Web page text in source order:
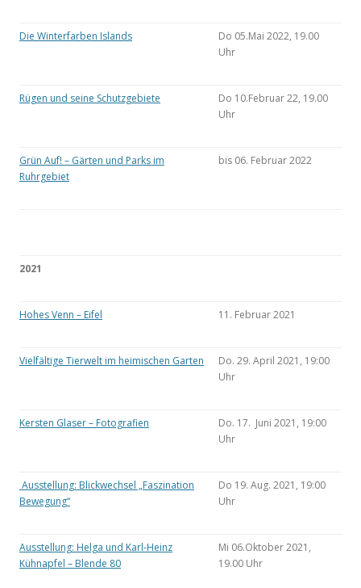
Die Winterfarben Islands
Do 05.Mai 2022, 19.00
Uhr
Rügen und seine Schutzgebiete
Do 10.Februar 22, 19.00
Uhr
Grün Auf! – Gärten und Parks im
Ruhrgebiet
bis 06. Februar 2022
2021
Hohes Venn – Eifel 11. Februar 2021
Vielfältige Tierwelt im heimischen Garten
Do. 29. April 2021, 19:00
Uhr
Kersten Glaser – Fotografien
Do. 17. Juni 2021, 19:00
Uhr
Ausstellung: Blickwechsel „Faszination
Bewegung“
Do 19. Aug. 2021, 19:00
Uhr
Ausstellung: Helga und Karl-Heinz
Kühnapfel – Blende 80
Mi 06.Oktober 2021,
19.00 Uhr